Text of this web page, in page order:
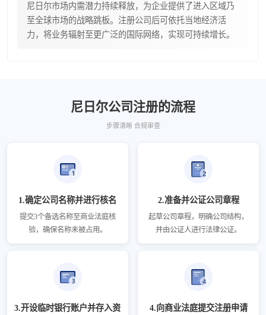
尼日尔市场内需潜力持续释放，为企业提供了进入区域乃
至全球市场的战略跳板。注册公司后可依托当地经济活
力，将业务辐射至更广泛的国际网络，实现可持续增长。
尼日尔公司注册的流程
步骤清晰 合规审查
1.确定公司名称并进行核名
提交3个备选名称至商业法庭核
验，确保名称未被占用。
2.准备并公证公司章程
起草公司章程，明确公司结构，
并由公证人进行法律公证。
3.开设临时银行账户并存入资
4.向商业法庭提交注册申请